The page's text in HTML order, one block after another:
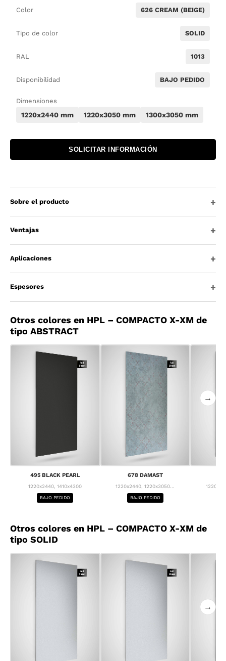
Color 626 CREAM (BEIGE)
Tipo de color SOLID
RAL 1013
Disponibilidad BAJO PEDIDO
Dimensiones
1220x2440 mm 1220x3050 mm 1300x3050 mm
SOLICITAR INFORMACIÓN
Sobre el producto
Ventajas
Aplicaciones
Espesores
Otros colores en HPL – COMPACTO X-XM de
tipo ABSTRACT
495 BLACK PEARL
1220x2440, 1410x4300
BAJO PEDIDO
678 DAMAST
1220x2440, 1220x3050...
BAJO PEDIDO
→
Otros colores en HPL – COMPACTO X-XM de
tipo SOLID
→